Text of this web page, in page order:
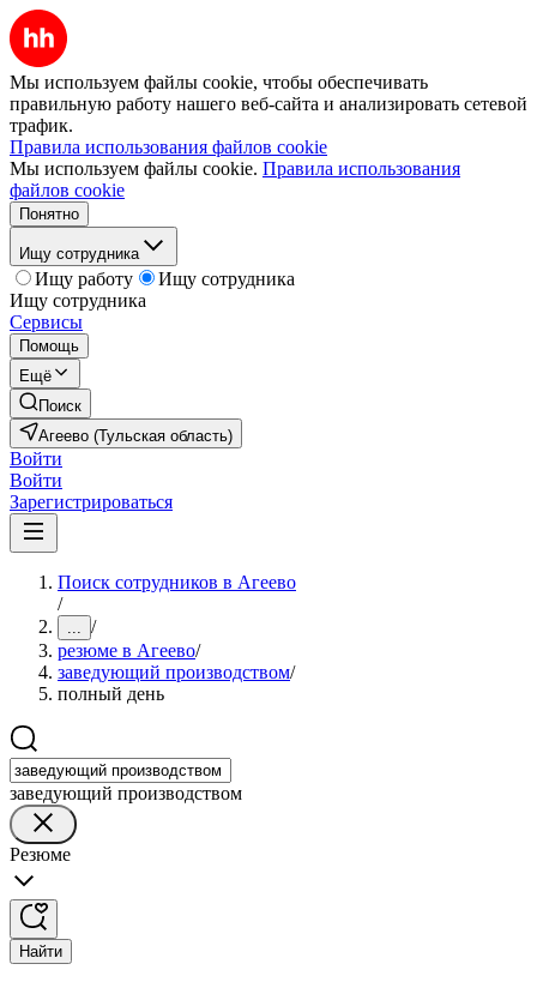
Мы используем файлы cookie, чтобы обеспечивать
правильную работу нашего веб-сайта и анализировать сетевой
трафик.
Правила использования файлов cookie
Мы используем файлы cookie. Правила использования
файлов cookie
Понятно
Ищу сотрудника
Ищу работу
Ищу сотрудника
Ищу сотрудника
Сервисы
Помощь
Ещё
Поиск
Агеево (Тульская область)
Войти
Войти
Зарегистрироваться
Поиск сотрудников в Агеево
/
... /
резюме в Агеево/
заведующий производством/
полный день
заведующий производством
Резюме
Найти